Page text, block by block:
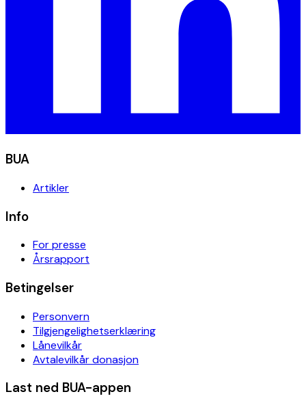
BUA
Artikler
Info
For presse
Årsrapport
Betingelser
Personvern
Tilgjengelighetserklæring
Lånevilkår
Avtalevilkår donasjon
Last ned BUA-appen